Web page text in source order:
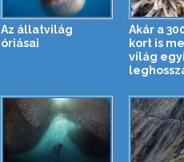
Az állatvilág
óriásai
Akár a
kort is
világ